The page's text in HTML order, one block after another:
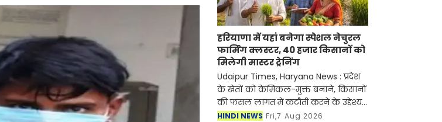
हरियाणा में यहां बनेगा स्पेशल नेचुरल
फार्मिंग क्लस्टर, 40 हजार किसानों को
मिलेगी मास्टर ट्रेनिंग
Udaipur Times, Haryana News : प्रदेश
के खेतों को केमिकल-मुक्त बनाने, किसानों
की फसल लागत में कटौती करने के उद्देश्य
से बड़ा अभियान शुरू हो रहा है। चौधरी चरण
HINDI NEWS Fri,7 Aug 2026